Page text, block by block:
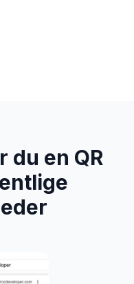
du en QR